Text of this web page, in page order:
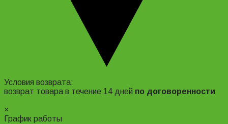
Условия возврата:
возврат товара в течение 14 дней по договоренности
×
График работы